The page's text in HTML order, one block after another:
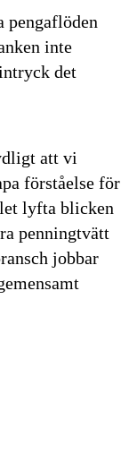
pengaflöden
inte
det
att vi
förståelse för
lyfta blicken
penningtvätt
jobbar